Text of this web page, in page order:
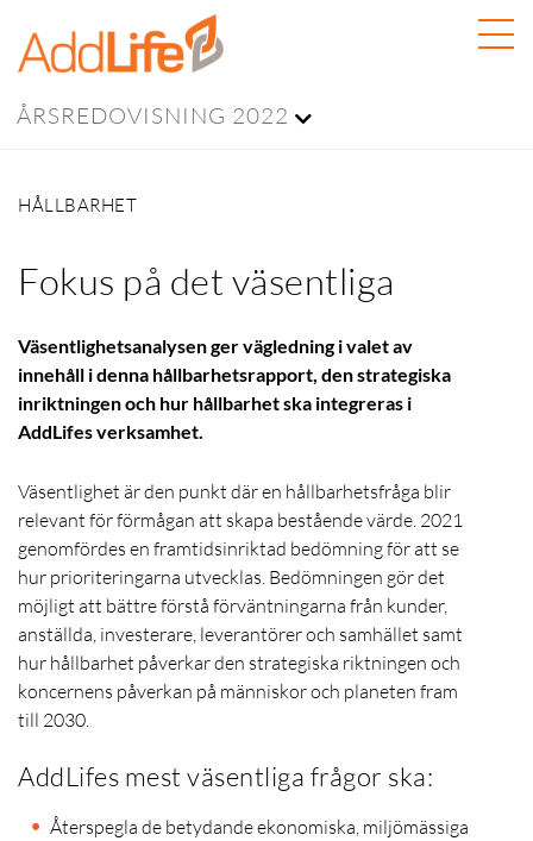
ÅRSREDOVISNING 2022
HÅLLBARHET
Fokus på det väsentliga
Väsentlighetsanalysen ger vägledning i valet av
innehåll i denna hållbarhetsrapport, den strategiska
inriktningen och hur hållbarhet ska integreras i
AddLifes verksamhet.
Väsentlighet är den punkt där en hållbarhetsfråga blir
relevant för förmågan att skapa bestående värde. 2021
genomfördes en framtidsinriktad bedömning för att se
hur prioriteringarna utvecklas. Bedömningen gör det
möjligt att bättre förstå förväntningarna från kunder,
anställda, investerare, leverantörer och samhället samt
hur hållbarhet påverkar den strategiska riktningen och
koncernens påverkan på människor och planeten fram
till 2030.
AddLifes mest väsentliga frågor ska:
Återspegla de betydande ekonomiska, miljömässiga